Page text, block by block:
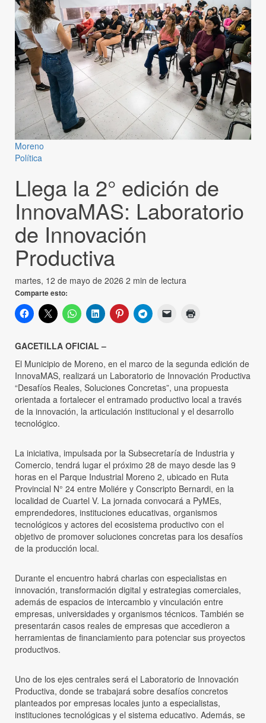
Moreno
Política
Llega la 2° edición de
InnovaMAS: Laboratorio
de Innovación
Productiva
martes, 12 de mayo de 2026 2 min de lectura
Comparte esto:
GACETILLA OFICIAL –
El Municipio de Moreno, en el marco de la segunda edición de
InnovaMAS, realizará un Laboratorio de Innovación Productiva
“Desafíos Reales, Soluciones Concretas”, una propuesta
orientada a fortalecer el entramado productivo local a través
de la innovación, la articulación institucional y el desarrollo
tecnológico.
La iniciativa, impulsada por la Subsecretaría de Industria y
Comercio, tendrá lugar el próximo 28 de mayo desde las 9
horas en el Parque Industrial Moreno 2, ubicado en Ruta
Provincial N° 24 entre Moliére y Conscripto Bernardi, en la
localidad de Cuartel V. La jornada convocará a PyMEs,
emprendedores, instituciones educativas, organismos
tecnológicos y actores del ecosistema productivo con el
objetivo de promover soluciones concretas para los desafíos
de la producción local.
Durante el encuentro habrá charlas con especialistas en
innovación, transformación digital y estrategias comerciales,
además de espacios de intercambio y vinculación entre
empresas, universidades y organismos técnicos. También se
presentarán casos reales de empresas que accedieron a
herramientas de financiamiento para potenciar sus proyectos
productivos.
Uno de los ejes centrales será el Laboratorio de Innovación
Productiva, donde se trabajará sobre desafíos concretos
planteados por empresas locales junto a especialistas,
instituciones tecnológicas y el sistema educativo. Además, se